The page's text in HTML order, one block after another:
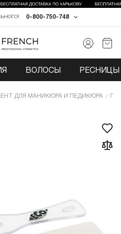
0-800-750-748
ВОЛОСЫ РЕСНИЦЫ
ДЛЯ МАНИКЮРА И ПЕДИКЮРА